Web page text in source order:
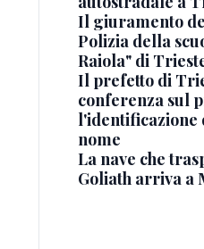
Il giuramento
Polizia della
Raiola" di
Il prefetto di
conferenza sul
l'identificazione
nome
La nave che
Goliath arriva a